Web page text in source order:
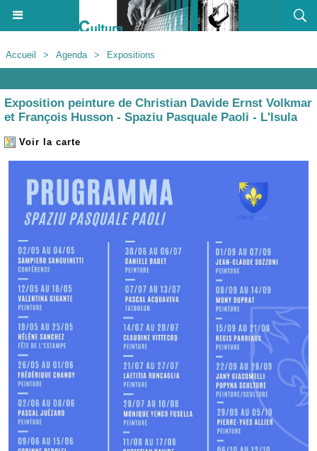
Accueil > Agenda > Expositions
Exposition peinture de Christian Davide Ernst Volkmar
et François Husson - Spaziu Pasquale Paoli - L'Isula
Voir la carte